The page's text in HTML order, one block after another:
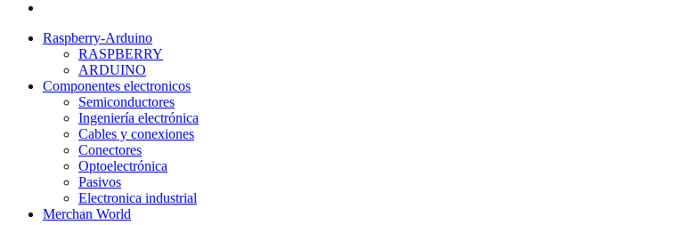
Raspberry-Arduino
RASPBERRY
ARDUINO
Componentes electronicos
Semiconductores
Ingeniería electrónica
Cables y conexiones
Conectores
Optoelectrónica
Pasivos
Electronica industrial
Merchan World